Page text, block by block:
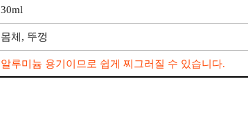
30ml
몸체, 뚜껑
알루미늄 용기이므로 쉽게 찌그러질 수 있습니다.